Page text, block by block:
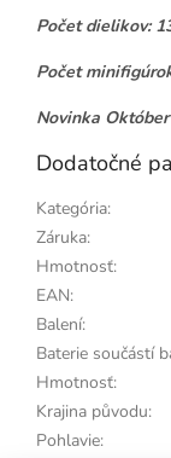
Počet dielikov:
Počet
Novinka
Dodatočné
Kategória:
Záruka:
Hmotnosť:
EAN:
Balení:
Baterie součástí
Hmotnosť:
Krajina původu:
Pohlavie: